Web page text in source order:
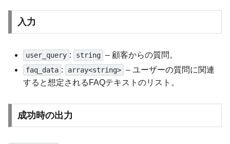
入力
user_query : string – 顧客からの質問。
faq_data : array<string> – ユーザーの質問に関連
すると想定されるFAQテキストのリスト。
成功時の出力